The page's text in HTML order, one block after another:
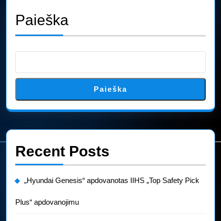
Paieška
Paieška
Recent Posts
„Hyundai Genesis“ apdovanotas IIHS „Top Safety Pick
Plus“ apdovanojimu